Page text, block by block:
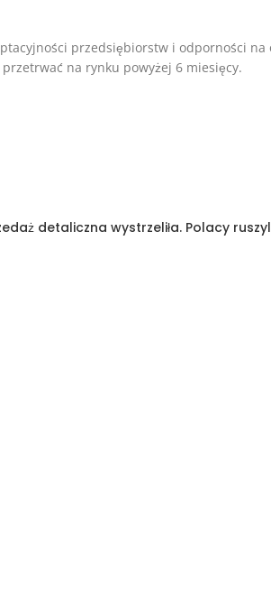
przedsiębiorstw i odporności na
na rynku powyżej 6 miesięcy.
detaliczna wystrzeliła. Polacy